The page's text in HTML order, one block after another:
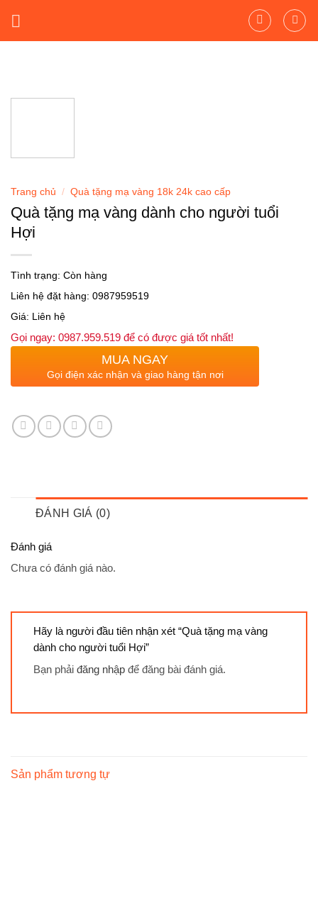
content
Trang chủ / Quà tặng mạ vàng 18k 24k cao cấp
Quà tặng mạ vàng dành cho người tuổi
Hợi
Tình trạng: Còn hàng
Liên hệ đặt hàng: 0987959519
Giá: Liên hệ
Gọi ngay: 0987.959.519 để có được giá tốt nhất!
MUA NGAY
Gọi điện xác nhận và giao hàng tận nơi
ĐÁNH GIÁ (0)
Đánh giá
Chưa có đánh giá nào.
Hãy là người đầu tiên nhận xét “Quà tặng mạ vàng
dành cho người tuổi Hợi”
Bạn phải đăng nhập để đăng bài đánh giá.
Sản phẩm tương tự